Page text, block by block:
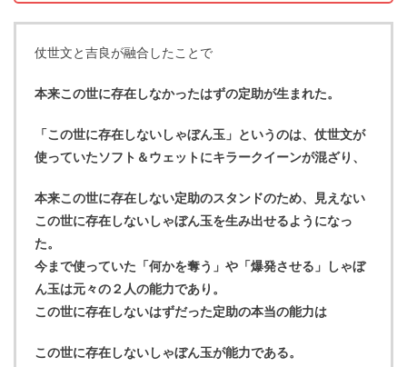
仗世文と吉良が融合したことで
本来この世に存在しなかったはずの定助が生まれた。
「この世に存在しないしゃぼん玉」というのは、仗世文が
使っていたソフト＆ウェットにキラークイーンが混ざり、
本来この世に存在しない定助のスタンドのため、見えない
この世に存在しないしゃぼん玉を生み出せるようになっ
た。
今まで使っていた「何かを奪う」や「爆発させる」しゃぼ
ん玉は元々の２人の能力であり。
この世に存在しないはずだった定助の本当の能力は
この世に存在しないしゃぼん玉が能力である。